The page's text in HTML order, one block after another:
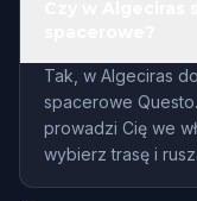
Tak, w Algeciras
spacerowe
prowadzi Cię we
wybierz trasę i